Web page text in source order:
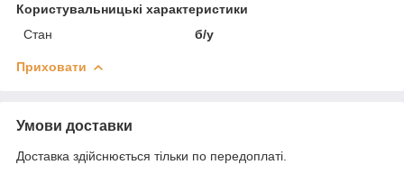
Користувальницькі характеристики
Стан
б/у
Приховати
Умови доставки
Доставка здійснюється тільки по передоплаті.